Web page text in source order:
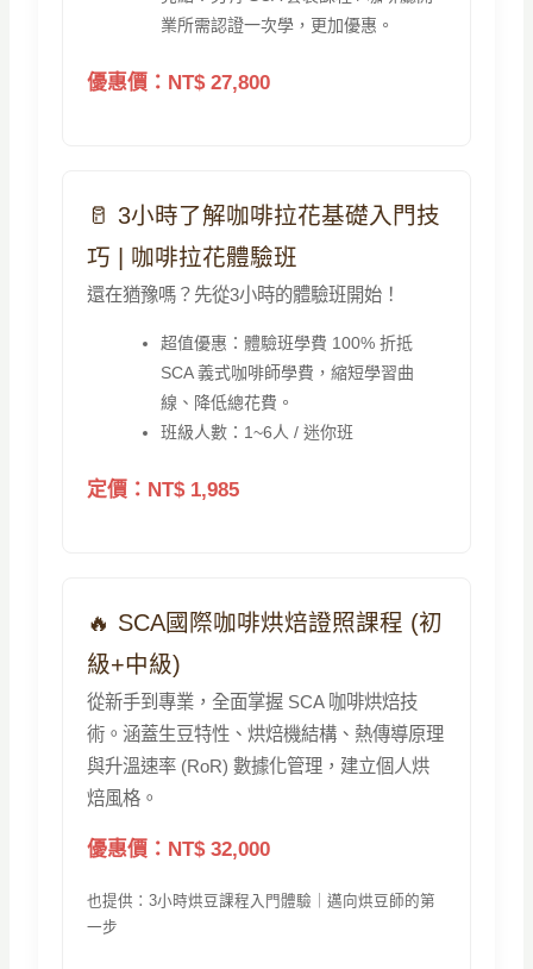
業所需認證一次學，更加優惠。
優惠價：NT$ 27,800
🥛 3小時了解咖啡拉花基礎入門技
巧 | 咖啡拉花體驗班
還在猶豫嗎？先從3小時的體驗班開始！
超值優惠：體驗班學費 100% 折抵
SCA 義式咖啡師學費，縮短學習曲
線、降低總花費。
班級人數：1~6人 / 迷你班
定價：NT$ 1,985
🔥 SCA國際咖啡烘焙證照課程 (初
級+中級)
從新手到專業，全面掌握 SCA 咖啡烘焙技
術。涵蓋生豆特性、烘焙機結構、熱傳導原理
與升溫速率 (RoR) 數據化管理，建立個人烘
焙風格。
優惠價：NT$ 32,000
也提供：3小時烘豆課程入門體驗｜邁向烘豆師的第
一步